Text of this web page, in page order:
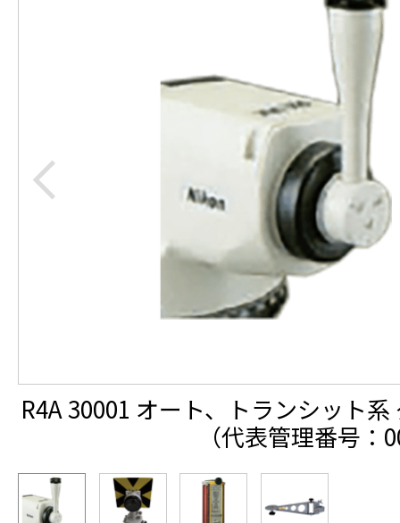
R4A 30001 オート、トランシット
（代表管理番号：